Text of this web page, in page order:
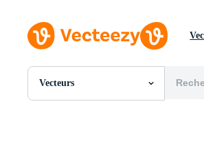
Vecteurs
Toutes Images